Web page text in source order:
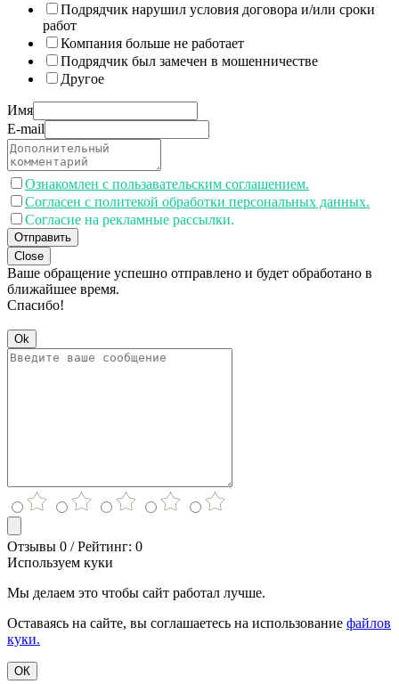
Подрядчик нарушил условия договора и/или сроки
работ
Компания больше не работает
Подрядчик был замечен в мошенничестве
Другое
Имя
E-mail
Ознакомлен с пользавательским соглашением.
Согласен с политекой обработки персональных данных.
Согласие на рекламные рассылки.
Отправить
Close
Ваше обращение успешно отправлено и будет обработано в
ближайшее время.
Спасибо!
Ok
Отзывы 0 / Рейтинг: 0
Используем куки
Мы делаем это чтобы сайт работал лучше.
Оставаясь на сайте, вы соглашаетесь на использование файлов
куки.
ОК